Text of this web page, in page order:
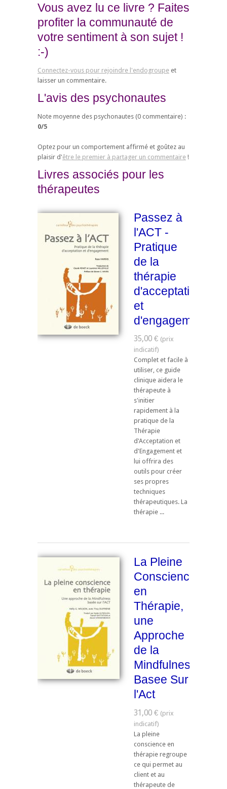
Vous avez lu ce livre ? Faites
profiter la communauté de
votre sentiment à son sujet !
:-)
Connectez-vous pour rejoindre l'endogroupe et
laisser un commentaire.
L'avis des psychonautes
Note moyenne des psychonautes (0 commentaire) :
0/5
Optez pour un comportement affirmé et goûtez au
plaisir d'être le premier à partager un commentaire !
Livres associés pour les
thérapeutes
Passez à
l'ACT -
Pratique
de la
thérapie
d'acceptation
et
d'engagement
35,00 €
Complet et facile à
utiliser, ce guide
clinique aidera le
thérapeute à
s'initier
rapidement à la
pratique de la
Thérapie
d'Acceptation et
d'Engagement et
lui offrira des
outils pour créer
ses propres
techniques
thérapeutiques. La
thérapie ...
La Pleine
Conscience
en
Thérapie,
une
Approche
de la
Mindfulness
Basee Sur
l'Act
31,00 €
La pleine
conscience en
thérapie regroupe
ce qui permet au
client et au
thérapeute de